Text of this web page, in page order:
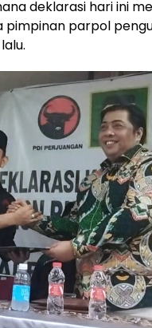
deklarasi hari ini
parpol